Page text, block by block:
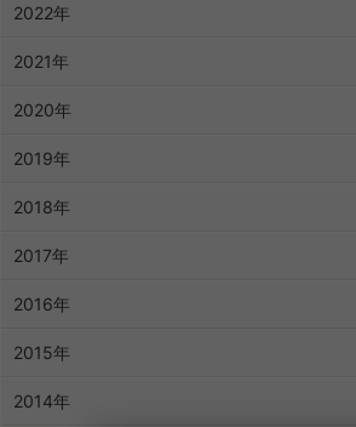
2022年
2021年
2020年
2019年
2018年
2017年
2016年
2015年
2014年